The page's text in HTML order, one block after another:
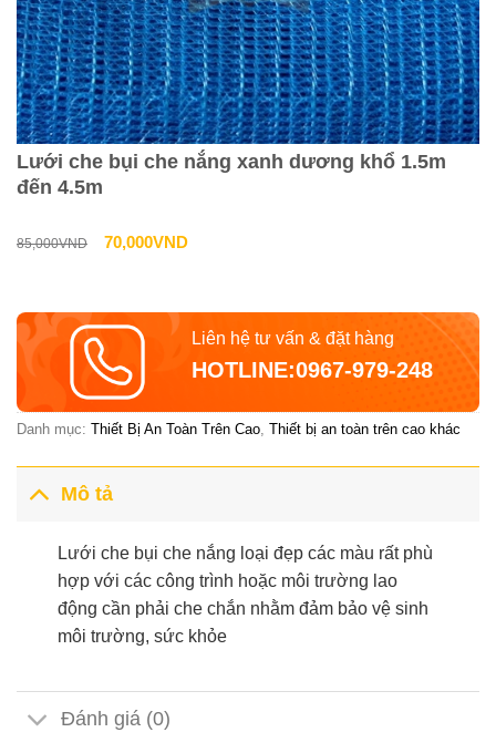
Lưới che bụi che nắng xanh dương khổ 1.5m
đến 4.5m
85,000VND
Giá
là:
85,000VND.
70,000VNDGiá
tại
là:
70,000VND.
Liên hệ tư vấn & đặt hàng
HOTLINE:0967-979-248
Danh mục: Thiết Bị An Toàn Trên Cao Thiết bị an toàn trên cao khác
Mô tả
Lưới che bụi che nắng loại đẹp các màu rất phù
hợp với các công trình hoặc môi trường lao
động cần phải che chắn nhằm đảm bảo vệ sinh
môi trường, sức khỏe
Đánh giá (0)